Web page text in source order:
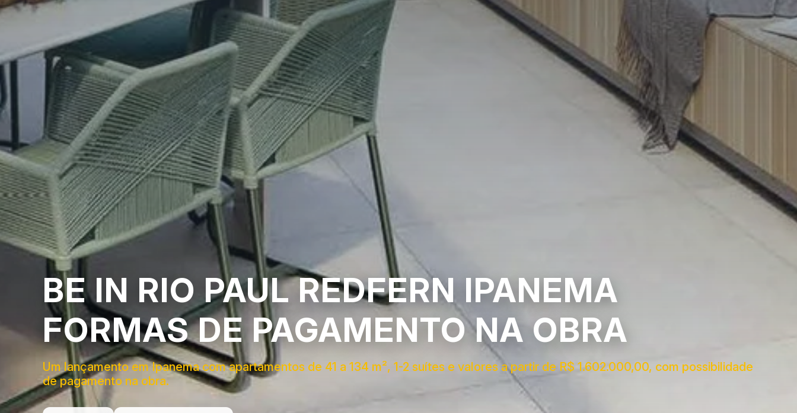
BE IN RIO PAUL REDFERN IPANEMA
FORMAS DE PAGAMENTO NA OBRA
Um lançamento em Ipanema com apartamentos de 41 a 134 m², 1-2 suítes e valores a partir de R$ 1.602.000,00, com possibilidade
de pagamento na obra.